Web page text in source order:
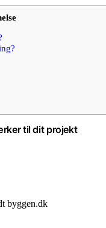
til dit projekt
byggen.dk